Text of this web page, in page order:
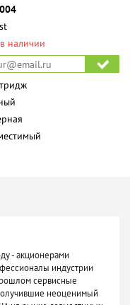
наличии
- акционерами
индустрии
сервисные
неоценимый